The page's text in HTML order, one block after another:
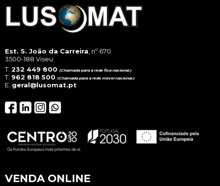
Est. S. João da Carreira , nº 670
3500-188 Viseu
T. 232 449 800 (Chamada para a rede fixa nacional.)
T. 962 818 500 (Chamada para a rede móvel nacional.)
E. geral@lusomat.pt
VENDA ONLINE